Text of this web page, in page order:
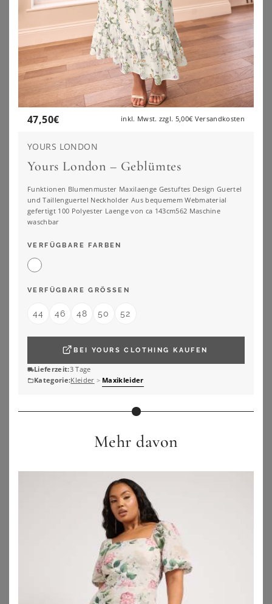
SHEEGO BY JOE BROWNS
Maxikleid
ZUSHEEGO
SHEEGO BY JOE BROWNS
Wickelkleid
Bedrucktes Jersey-Maxikleid
32,99
47,50€ inkl. Mwst. zzgl. 5,00€ Versandkosten
YOURS LONDON
Yours London – Geblümtes
Funktionen Blumenmuster Maxilaenge Gestuftes Design Guertel
und Taillenguertel Neckholder Aus bequemem Webmaterial
gefertigt 100 Polyester Laenge von ca 143cm562 Maschine
waschbar
VERFÜGBARE FARBEN
VERFÜGBARE GRÖSSEN
44 46 48 50 52
BEIYOURS CLOTHING KAUFEN
Lieferzeit:3 Tage
Kategorie:Kleider > Maxikleider
Mehr davon